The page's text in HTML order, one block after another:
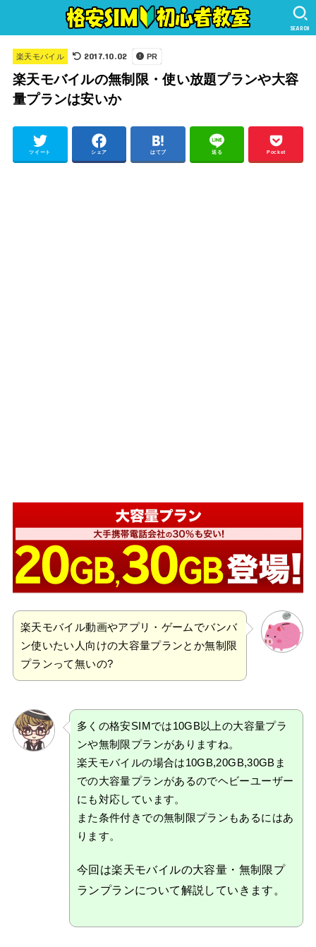
SEARCH
楽天モバイル 2017.10.02 PR
楽天モバイルの無制限・使い放題プランや大容
量プランは安いか
ツイート シェア はてブ 送る Pocket
楽天モバイル動画やアプリ・ゲームでバンバ
ン使いたい人向けの大容量プランとか無制限
プランって無いの?
多くの格安SIMでは10GB以上の大容量プラ
ンや無制限プランがありますね。
楽天モバイルの場合は10GB,20GB,30GBま
での大容量プランがあるのでヘビーユーザー
にも対応しています。
また条件付きでの無制限プランもあるにはあ
ります。
今回は楽天モバイルの大容量・無制限プ
ランプランについて解説していきます。